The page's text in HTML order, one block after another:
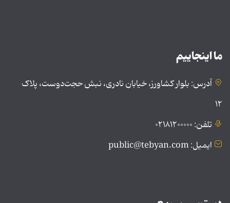
ما اینجاییم
آدرس: بلوار کشاورز، خیابان نادری، نبش حجت‌دوست، پلاک
۱۲
تلفن: ۰۲۱۸۱۲۰۰۰۰۰
ایمیل: public@tebyan.com